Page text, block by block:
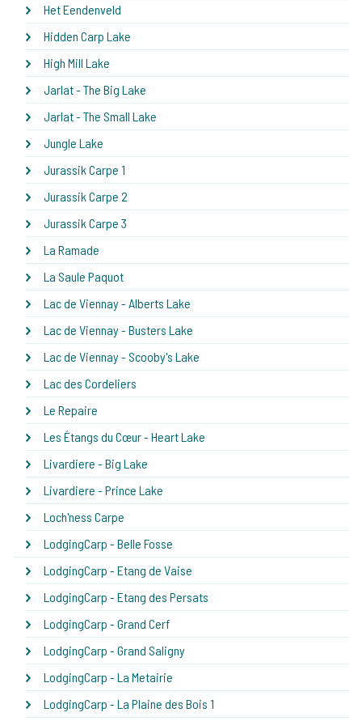
Het Eendenveld
Hidden Carp Lake
High Mill Lake
Jarlat - The Big Lake
Jarlat - The Small Lake
Jungle Lake
Jurassik Carpe 1
Jurassik Carpe 2
Jurassik Carpe 3
La Ramade
La Saule Paquot
Lac de Viennay - Alberts Lake
Lac de Viennay - Busters Lake
Lac de Viennay - Scooby's Lake
Lac des Cordeliers
Le Repaire
Les Étangs du Cœur - Heart Lake
Livardiere - Big Lake
Livardiere - Prince Lake
Loch'ness Carpe
LodgingCarp - Belle Fosse
LodgingCarp - Etang de Vaise
LodgingCarp - Etang des Persats
LodgingCarp - Grand Cerf
LodgingCarp - Grand Saligny
LodgingCarp - La Metairie
LodgingCarp - La Plaine des Bois 1